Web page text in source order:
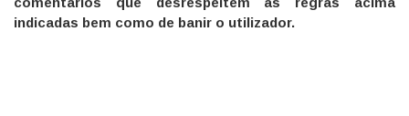
indicadas bem como de banir o utilizador.